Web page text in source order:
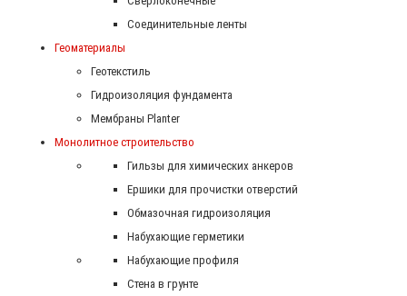
Соединительные ленты
Геоматериалы
Геотекстиль
Гидроизоляция фундамента
Мембраны Planter
Монолитное строительство
Гильзы для химических анкеров
Ершики для прочистки отверстий
Обмазочная гидроизоляция
Набухающие герметики
Набухающие профиля
Стена в грунте